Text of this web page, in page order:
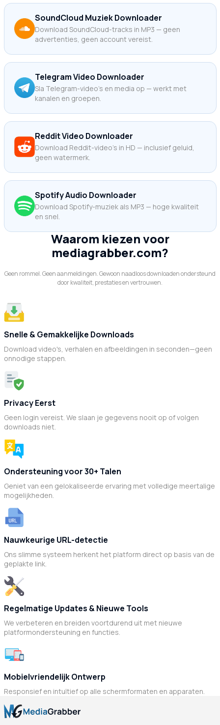
SoundCloud Muziek Downloader
Download SoundCloud-tracks in MP3 — geen
advertenties, geen account vereist.
Telegram Video Downloader
Sla Telegram-video's en media op — werkt met
kanalen en groepen.
Reddit Video Downloader
Download Reddit-video's in HD — inclusief geluid,
geen watermerk.
Spotify Audio Downloader
Download Spotify-muziek als MP3 — hoge kwaliteit
en snel.
Waarom kiezen voor
mediagrabber.com?
Geen rommel. Geen aanmeldingen. Gewoon naadloos downloaden ondersteund
door kwaliteit, prestaties en vertrouwen.
Snelle & Gemakkelijke Downloads
Download video's, verhalen en afbeeldingen in seconden—geen
onnodige stappen.
Privacy Eerst
Geen login vereist. We slaan je gegevens nooit op of volgen
downloads niet.
Ondersteuning voor 30+ Talen
Geniet van een gelokaliseerde ervaring met volledige meertalige
mogelijkheden.
Nauwkeurige URL-detectie
Ons slimme systeem herkent het platform direct op basis van de
geplakte link.
Regelmatige Updates & Nieuwe Tools
We verbeteren en breiden voortdurend uit met nieuwe
platformondersteuning en functies.
Mobielvriendelijk Ontwerp
Responsief en intuïtief op alle schermformaten en apparaten.